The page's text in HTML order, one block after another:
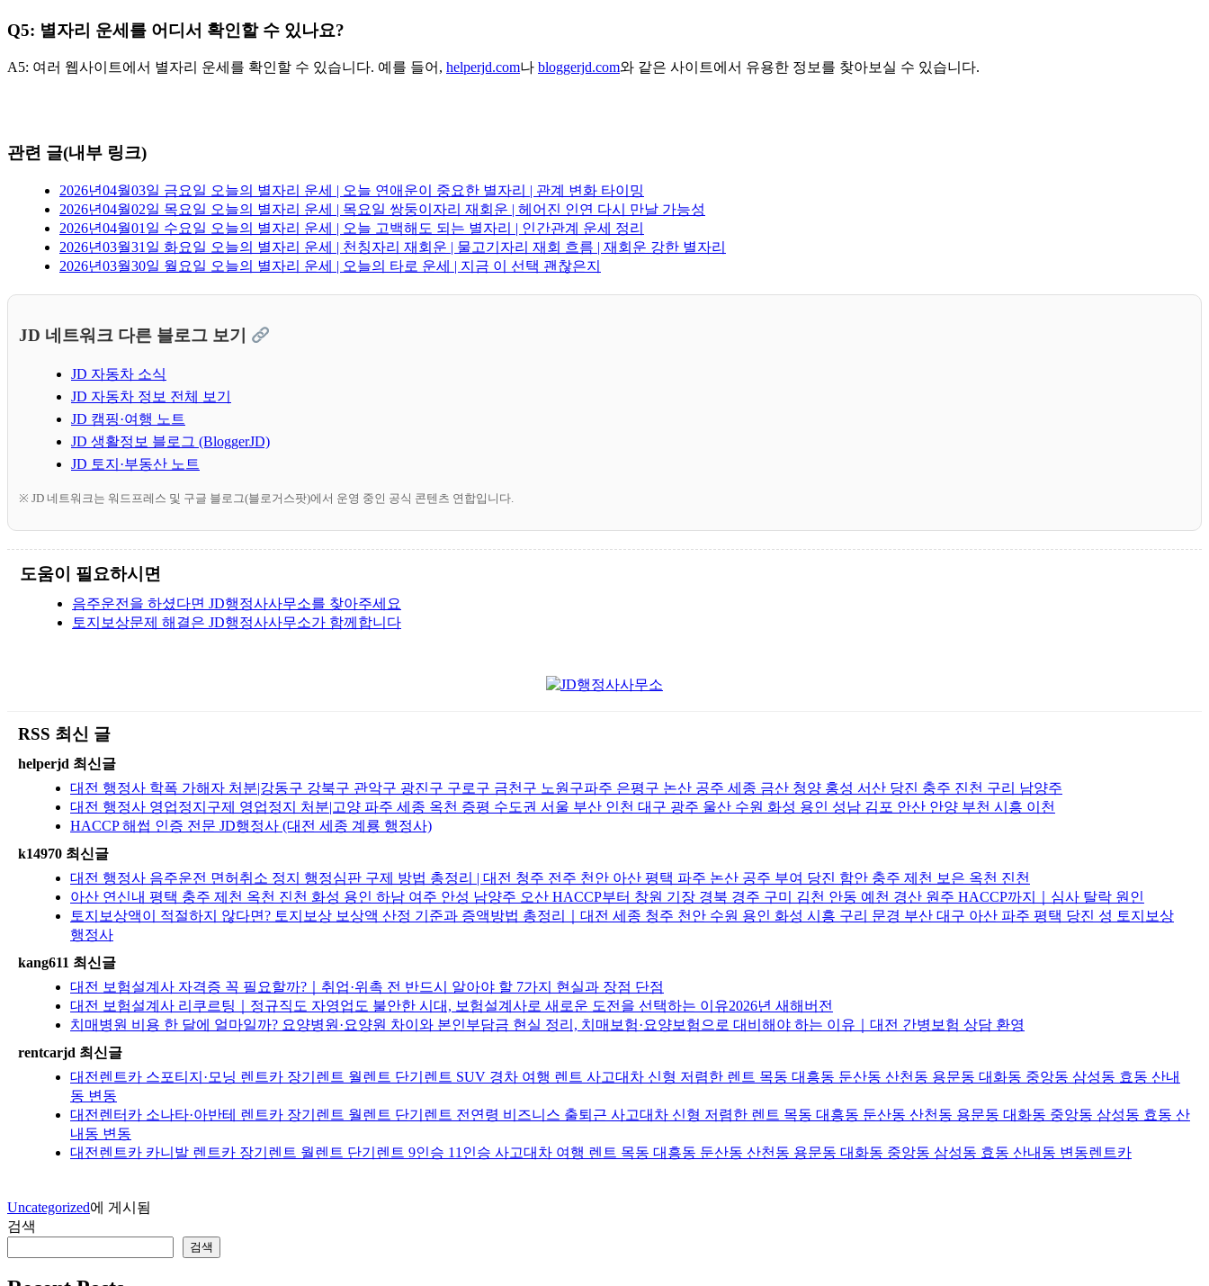
Q5: 별자리 운세를 어디서 확인할 수 있나요?
A5: 여러 웹사이트에서 별자리 운세를 확인할 수 있습니다. 예를 들어, helperjd.com나 bloggerjd.com와 같은 사이트에서 유용한 정보를 찾아보실 수 있습니다.
관련 글(내부 링크)
2026년04월03일 금요일 오늘의 별자리 운세 | 오늘 연애운이 중요한 별자리 | 관계 변화 타이밍
2026년04월02일 목요일 오늘의 별자리 운세 | 목요일 쌍둥이자리 재회운 | 헤어진 인연 다시 만날 가능성
2026년04월01일 수요일 오늘의 별자리 운세 | 오늘 고백해도 되는 별자리 | 인간관계 운세 정리
2026년03월31일 화요일 오늘의 별자리 운세 | 천칭자리 재회운 | 물고기자리 재회 흐름 | 재회운 강한 별자리
2026년03월30일 월요일 오늘의 별자리 운세 | 오늘의 타로 운세 | 지금 이 선택 괜찮은지
JD 네트워크 다른 블로그 보기
JD 자동차 소식
JD 자동차 정보 전체 보기
JD 캠핑·여행 노트
JD 생활정보 블로그 (BloggerJD)
JD 토지·부동산 노트
※ JD 네트워크는 워드프레스 및 구글 블로그(블로거스팟)에서 운영 중인 공식 콘텐츠 연합입니다.
도움이 필요하시면
음주운전을 하셨다면 JD행정사사무소를 찾아주세요
토지보상문제 해결은 JD행정사사무소가 함께합니다
RSS 최신 글
helperjd 최신글
대전 행정사 학폭 가해자 처분|강동구 강북구 관악구 광진구 구로구 금천구 노원구파주 은평구 논산 공주 세종 금산 청양 홍성 서산 당진 충주 진천 구리 남양주
대전 행정사 영업정지구제 영업정지 처분|고양 파주 세종 옥천 증평 수도권 서울 부산 인천 대구 광주 울산 수원 화성 용인 성남 김포 안산 안양 부천 시흥 이천
HACCP 해썹 인증 전문 JD행정사 (대전 세종 계룡 행정사)
k14970 최신글
대전 행정사 음주운전 면허취소 정지 행정심판 구제 방법 총정리 | 대전 청주 전주 천안 아산 평택 파주 논산 공주 부여 당진 함안 충주 제천 보은 옥천 진천
아산 연신내 평택 충주 제천 옥천 진천 화성 용인 하남 여주 안성 남양주 오산 HACCP부터 창원 기장 경북 경주 구미 김천 안동 예천 경산 원주 HACCP까지｜심사 탈락 원인
토지보상액이 적절하지 않다면? 토지보상 보상액 산정 기준과 증액방법 총정리｜대전 세종 청주 천안 수원 용인 화성 시흥 구리 문경 부산 대구 아산 파주 평택 당진 성 토지보상
행정사
kang611 최신글
대전 보험설계사 자격증 꼭 필요할까?｜취업·위촉 전 반드시 알아야 할 7가지 현실과 장점 단점
대전 보험설계사 리쿠르팅｜정규직도 자영업도 불안한 시대, 보험설계사로 새로운 도전을 선택하는 이유2026년 새해버전
치매병원 비용 한 달에 얼마일까? 요양병원·요양원 차이와 본인부담금 현실 정리, 치매보험·요양보험으로 대비해야 하는 이유｜대전 간병보험 상담 환영
rentcarjd 최신글
대전렌트카 스포티지·모닝 렌트카 장기렌트 월렌트 단기렌트 SUV 경차 여행 렌트 사고대차 신형 저렴한 렌트 목동 대흥동 둔산동 산천동 용문동 대화동 중앙동 삼성동 효동 산내
동 변동
대전렌터카 소나타·아반테 렌트카 장기렌트 월렌트 단기렌트 전연령 비즈니스 출퇴근 사고대차 신형 저렴한 렌트 목동 대흥동 둔산동 산천동 용문동 대화동 중앙동 삼성동 효동 산
내동 변동
대전렌트카 카니발 렌트카 장기렌트 월렌트 단기렌트 9인승 11인승 사고대차 여행 렌트 목동 대흥동 둔산동 산천동 용문동 대화동 중앙동 삼성동 효동 산내동 변동렌트카
Uncategorized에 게시됨
검색
검색